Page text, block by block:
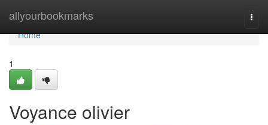
allyourbookmarks
Home
Home
1
Voyance olivier